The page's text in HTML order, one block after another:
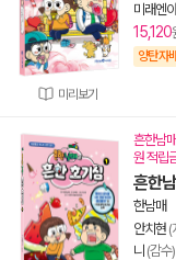
미리보기
미래엔
15,120
양탄자
흔한남
원 적립
흔한
한남매
안치현 (
니 (감수)